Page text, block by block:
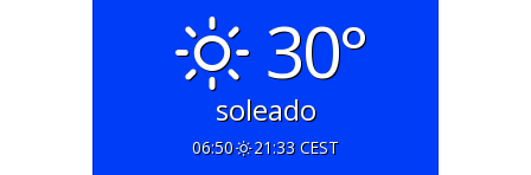
30°
soleado
06:50 21:33 CEST